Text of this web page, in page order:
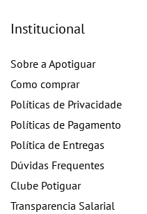
Institucional
Sobre a Apotiguar
Como comprar
Políticas de Privacidade
Políticas de Pagamento
Política de Entregas
Dúvidas Frequentes
Clube Potiguar
Transparencia Salarial